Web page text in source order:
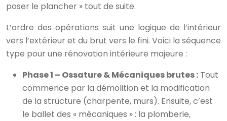
poser le plancher » tout de suite.
L’ordre des opérations suit une logique de l’intérieur
vers l’extérieur et du brut vers le fini. Voici la séquence
type pour une rénovation intérieure majeure :
Phase 1 – Ossature & Mécaniques brutes : Tout
commence par la démolition et la modification
de la structure (charpente, murs). Ensuite, c’est
le ballet des « mécaniques » : la plomberie,